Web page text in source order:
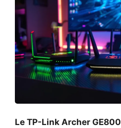
Le TP-Link Archer GE800